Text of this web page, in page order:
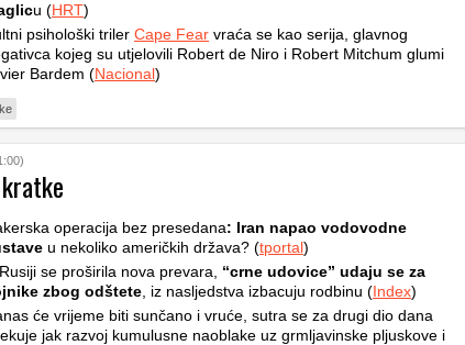
u (HRT)
psihološki triler Cape Fear vraća se kao serija, glavnog
kojeg su utjelovili Robert de Niro i Robert Mitchum glumi
Bardem (Nacional)
operacija bez presedana: Iran napao vodovodne
u nekoliko američkih država? (tportal)
se proširila nova prevara, “crne udovice” udaju se za
zbog odštete , iz nasljedstva izbacuju rodbinu (Index)
će vrijeme biti sunčano i vruće, sutra se za drugi dio dana
jak razvoj kumulusne naoblake uz grmljavinske pljuskove i